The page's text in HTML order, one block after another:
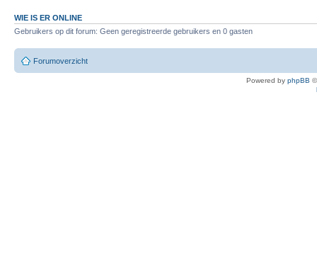
WIE IS ER ONLINE
Gebruikers op dit forum: Geen geregistreerde gebruikers en 0 gasten
Forumoverzicht
Powered by phpBB